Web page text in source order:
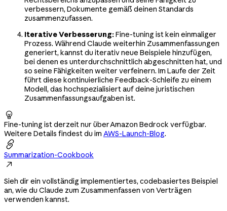
verbessern, Dokumente gemäß deinen Standards
zusammenzufassen.
Iterative Verbesserung:Fine-tuning ist kein einmaliger
Prozess. Während Claude weiterhin Zusammenfassungen
generiert, kannst du iterativ neue Beispiele hinzufügen,
bei denen es unterdurchschnittlich abgeschnitten hat, und
so seine Fähigkeiten weiter verfeinern. Im Laufe der Zeit
führt diese kontinuierliche Feedback-Schleife zu einem
Modell, das hochspezialisiert auf deine juristischen
Zusammenfassungsaufgaben ist.

Fine-tuning ist derzeit nur über Amazon Bedrock verfügbar.
Weitere Details findest du im AWS-Launch-Blog.

Summarization-Cookbook

Sieh dir ein vollständig implementiertes, codebasiertes Beispiel
an, wie du Claude zum Zusammenfassen von Verträgen
verwenden kannst.